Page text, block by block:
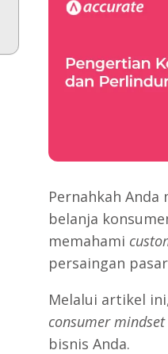
Pernahkah
belanja
memahami
persaingan
Melalui artikel
consumer mindset
bisnis Anda.